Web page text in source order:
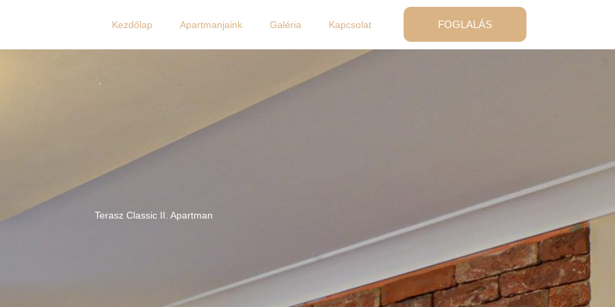
Kezdőlap Apartmanjaink Galéria Kapcsolat FOGLALÁS
Terasz Classic II. Apartman